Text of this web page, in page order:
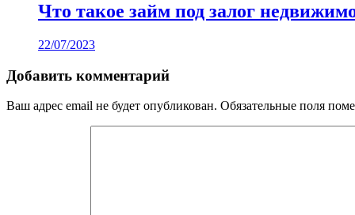
Что такое займ под залог
22/07/2023
Добавить комментарий
Ваш адрес email не будет опубликован. Обязательные поля